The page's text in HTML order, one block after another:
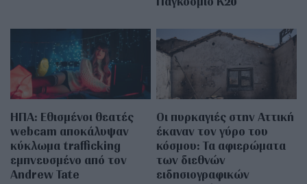
ΗΠΑ: Εθισμένοι θεατές
webcam αποκάλυψαν
κύκλωμα trafficking
εμπνευσμένο από τον
Andrew Tate
Οι πυρκαγιές στην Αττική
έκαναν τον γύρο του
κόσμου: Τα αφιερώματα
των διεθνών
ειδησιογραφικών